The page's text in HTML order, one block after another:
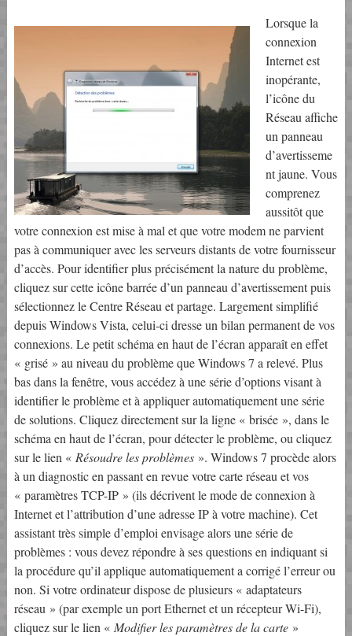
Lorsque la
connexion
Internet est
inopérante,
l’icône du
Réseau affiche
un panneau
d’avertisseme
nt jaune. Vous
comprenez
aussitôt que
votre connexion est mise à mal et que votre modem ne parvient
pas à communiquer avec les serveurs distants de votre fournisseur
d’accès. Pour identifier plus précisément la nature du problème,
cliquez sur cette icône barrée d’un panneau d’avertissement puis
sélectionnez le Centre Réseau et partage. Largement simplifié
depuis Windows Vista, celui-ci dresse un bilan permanent de vos
connexions. Le petit schéma en haut de l’écran apparaît en effet
« grisé » au niveau du problème que Windows 7 a relevé. Plus
bas dans la fenêtre, vous accédez à une série d’options visant à
identifier le problème et à appliquer automatiquement une série
de solutions. Cliquez directement sur la ligne « brisée », dans le
schéma en haut de l’écran, pour détecter le problème, ou cliquez
sur le lien « Résoudre les problèmes». Windows 7 procède alors
à un diagnostic en passant en revue votre carte réseau et vos
« paramètres TCP-IP » (ils décrivent le mode de connexion à
Internet et l’attribution d’une adresse IP à votre machine). Cet
assistant très simple d’emploi envisage alors une série de
problèmes : vous devez répondre à ses questions en indiquant si
la procédure qu’il applique automatiquement a corrigé l’erreur ou
non. Si votre ordinateur dispose de plusieurs « adaptateurs
réseau » (par exemple un port Ethernet et un récepteur Wi-Fi),
cliquez sur le lien « Modifier les paramètres de la carte»